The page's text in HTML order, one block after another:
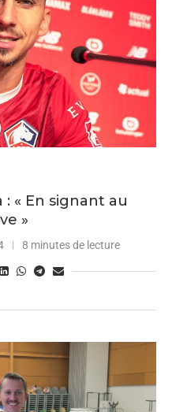
: « En signant au
»
8 minutes de lecture